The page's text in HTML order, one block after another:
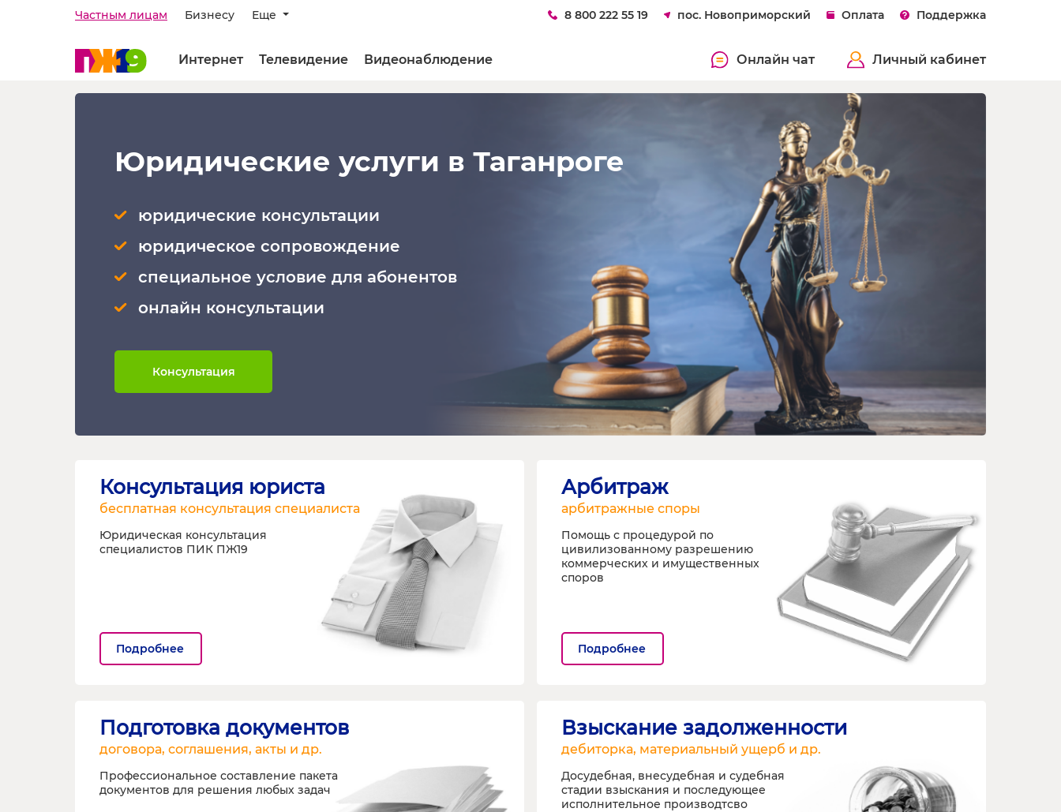
Частным лицам Бизнесу Еще 8 800 222 55 19 пос. Новоприморский Оплата Поддержка
Интернет Телевидение Видеонаблюдение Онлайн чат Личный кабинет
Юридические услуги в Таганроге
юридические консультации
юридическое сопровождение
специальное условие для абонентов
онлайн консультации
Консультация
Консультация юриста
бесплатная консультация специалиста
Юридическая консультация
специалистов ПИК ПЖ19
Подробнее
Арбитраж
арбитражные споры
Помощь с процедурой по
цивилизованному разрешению
коммерческих и имущественных
споров
Подробнее
Подготовка документов
договора, соглашения, акты и др.
Профессиональное составление пакета
документов для решения любых задач
Взыскание задолженности
дебиторка, материальный ущерб и др.
Досудебная, внесудебная и судебная
стадии взыскания и последующее
исполнительное производтсво